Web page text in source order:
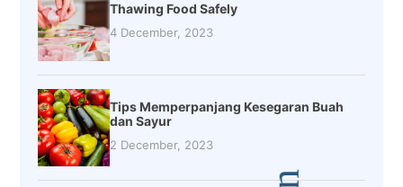
Thawing Food Safely
4 December, 2023
Tips Memperpanjang Kesegaran Buah
dan Sayur
2 December, 2023